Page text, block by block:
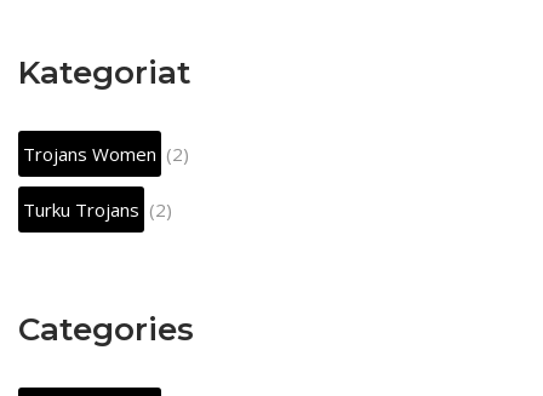
Kategoriat
Trojans Women (2)
Turku Trojans (2)
Categories